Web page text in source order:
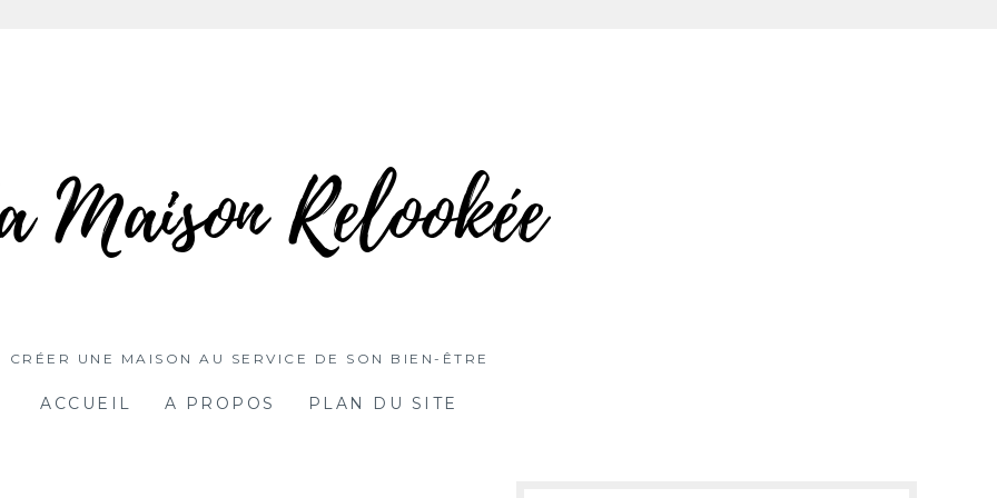
CRÉER UNE MAISON AU SERVICE DE SON BIEN-ÊTRE
ACCUEIL A PROPOS PLAN DU SITE